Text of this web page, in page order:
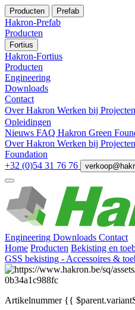
Producten Prefab
Hakron-Prefab
Producten
Fortius
Hakron-Fortius
Producten
Engineering
Downloads
Contact
Over Hakron Werken bij Projecten
Opleidingen
Nieuws FAQ Hakron Green
Over Hakron Werken bij Projecten
Foundation
+32 (0)54 31 76 76
Engineering Downloads Contact
Home Producten Bekisting en
GSS bekisting - Accessoires &
Artikelnummer{{